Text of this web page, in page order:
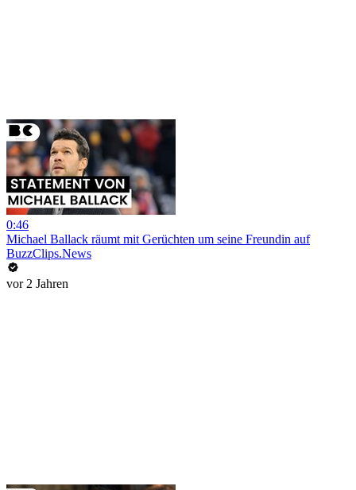
0:46
Michael Ballack räumt mit Gerüchten um seine Freundin auf
BuzzClips.News
vor 2 Jahren